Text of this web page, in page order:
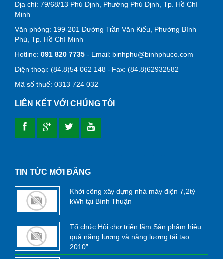
Địa chỉ: 79/68/13 Phú Định, Phường Phú Định, Tp. Hồ Chí
Minh
Văn phòng: 199-201 Đường Trần Văn Kiểu, Phường Bình
Phú, Tp. Hồ Chí Minh
Hotline: 091 820 7735 - Email: binhphu@binhphuco.com
Điện thoại: (84.8)54 062 148 - Fax: (84.8)62932582
Mã số thuế: 0313 724 032
LIÊN KẾT VỚI CHÚNG TÔI
TIN TỨC MỚI ĐĂNG
Khởi công xây dựng nhà máy điện 7,2tỷ
kWh tại Bình Thuận
Tổ chức Hội chợ triển lãm Sản phẩm hiệu
quả năng lượng và năng lượng tái tạo
2010”